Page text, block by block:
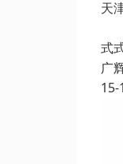
天
式
广
15-